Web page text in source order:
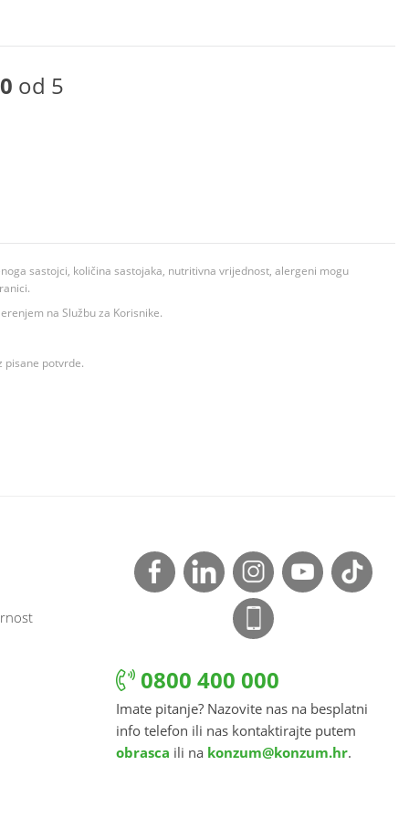
0 od 5
sastojci, količina sastojaka, nutritivna vrijednost, alergeni mogu
na Službu za Korisnike.
pisane potvrde.
0800 400 000
Imate pitanje? Nazovite nas na besplatni
info telefon ili nas kontaktirajte putem
obrasca ili na konzum@konzum.hr.